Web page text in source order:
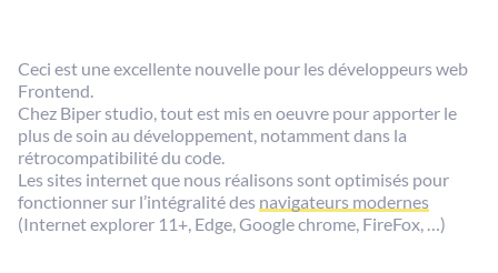
Ceci est une excellente nouvelle pour les développeurs web
Frontend.
Chez Biper studio, tout est mis en oeuvre pour apporter le
plus de soin au développement, notamment dans la
rétrocompatibilité du code.
Les sites internet que nous réalisons sont optimisés pour
fonctionner sur l’intégralité des navigateurs modernes
(Internet explorer 11+, Edge, Google chrome, FireFox, …)